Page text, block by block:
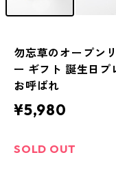
勿忘草のオープン
ー ギフト 誕生日
お呼ばれ
¥5,980
SOLD OUT